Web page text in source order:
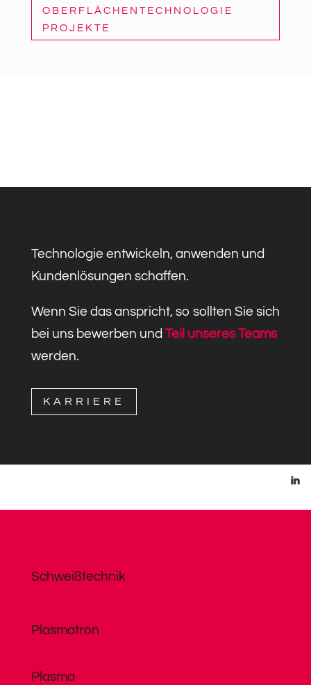
OBERFLÄCHENTECHNOLOGIE
PROJEKTE
Technologie entwickeln, anwenden und
Kundenlösungen schaffen.
Wenn Sie das anspricht, so sollten Sie sich
bei uns bewerben und Teil unseres Teams
werden.
KARRIERE
Schweißtechnik
Plasmatron
Plasma